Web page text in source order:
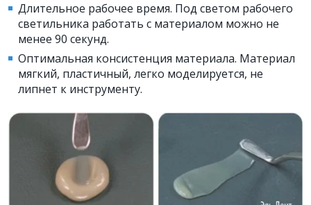
Длительное рабочее время. Под светом рабочего
светильника работать с материалом можно не
менее 90 секунд.
Оптимальная консистенция материала. Материал
мягкий, пластичный, легко моделируется, не
липнет к инструменту.